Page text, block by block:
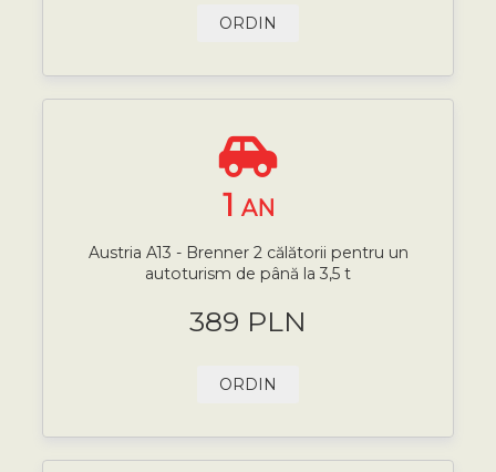
ORDIN
1 AN
Austria A13 - Brenner 2 călătorii pentru un
autoturism de până la 3,5 t
389 PLN
ORDIN